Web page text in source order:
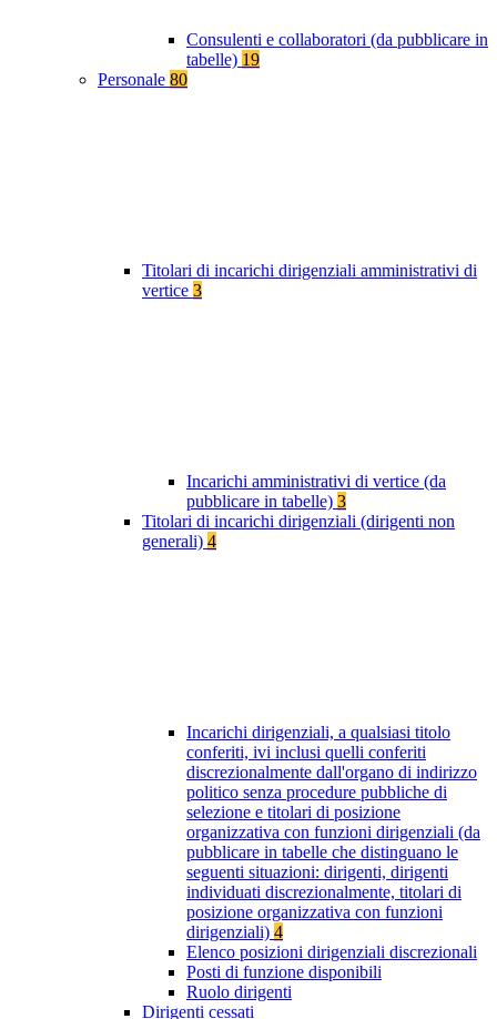
Consulenti e collaboratori (da pubblicare in
tabelle) 19
Personale 80
Titolari di incarichi dirigenziali amministrativi di
vertice 3
Incarichi amministrativi di vertice (da
pubblicare in tabelle) 3
Titolari di incarichi dirigenziali (dirigenti non
generali) 4
Incarichi dirigenziali, a qualsiasi titolo
conferiti, ivi inclusi quelli conferiti
discrezionalmente dall'organo di indirizzo
politico senza procedure pubbliche di
selezione e titolari di posizione
organizzativa con funzioni dirigenziali (da
pubblicare in tabelle che distinguano le
seguenti situazioni: dirigenti, dirigenti
individuati discrezionalmente, titolari di
posizione organizzativa con funzioni
dirigenziali) 4
Elenco posizioni dirigenziali discrezionali
Posti di funzione disponibili
Ruolo dirigenti
Dirigenti cessati